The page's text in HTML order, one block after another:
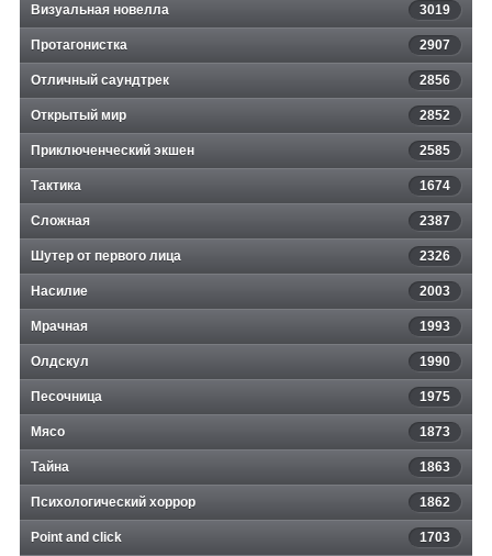
Визуальная новелла 3019
Протагонистка 2907
Отличный саундтрек 2856
Открытый мир 2852
Приключенческий экшен 2585
Тактика 1674
Сложная 2387
Шутер от первого лица 2326
Насилие 2003
Мрачная 1993
Олдскул 1990
Песочница 1975
Мясо 1873
Тайна 1863
Психологический хоррор 1862
Point and click 1703